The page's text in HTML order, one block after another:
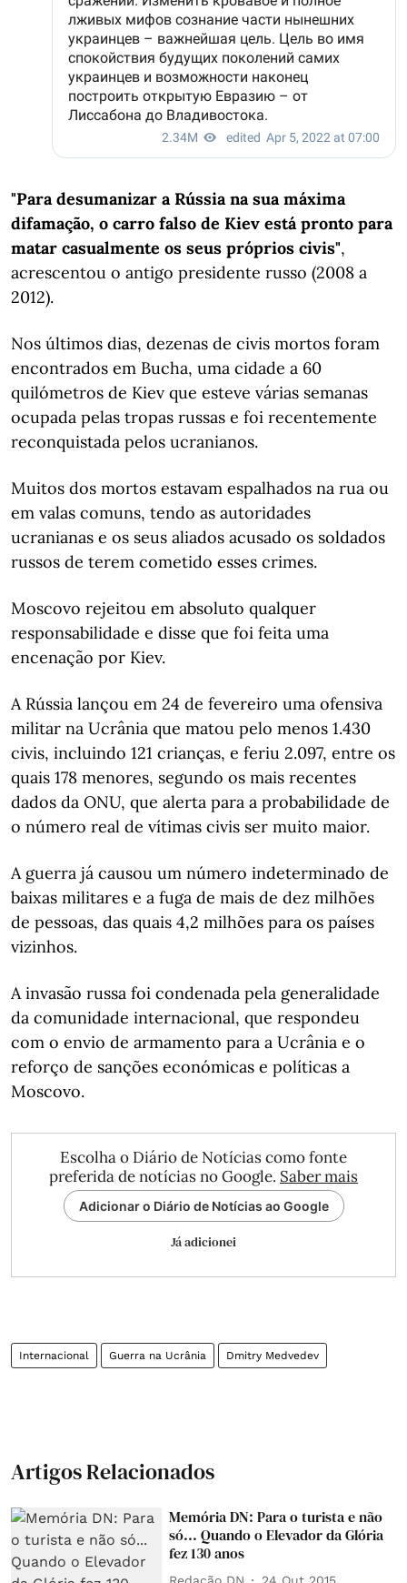
"Para desumanizar a Rússia na sua máxima
difamação, o carro falso de Kiev está pronto para
matar casualmente os seus próprios civis",
acrescentou o antigo presidente russo (2008 a
2012).
Nos últimos dias, dezenas de civis mortos foram
encontrados em Bucha, uma cidade a 60
quilómetros de Kiev que esteve várias semanas
ocupada pelas tropas russas e foi recentemente
reconquistada pelos ucranianos.
Muitos dos mortos estavam espalhados na rua ou
em valas comuns, tendo as autoridades
ucranianas e os seus aliados acusado os soldados
russos de terem cometido esses crimes.
Moscovo rejeitou em absoluto qualquer
responsabilidade e disse que foi feita uma
encenação por Kiev.
A Rússia lançou em 24 de fevereiro uma ofensiva
militar na Ucrânia que matou pelo menos 1.430
civis, incluindo 121 crianças, e feriu 2.097, entre os
quais 178 menores, segundo os mais recentes
dados da ONU, que alerta para a probabilidade de
o número real de vítimas civis ser muito maior.
A guerra já causou um número indeterminado de
baixas militares e a fuga de mais de dez milhões
de pessoas, das quais 4,2 milhões para os países
vizinhos.
A invasão russa foi condenada pela generalidade
da comunidade internacional, que respondeu
com o envio de armamento para a Ucrânia e o
reforço de sanções económicas e políticas a
Moscovo.
Escolha o Diário de Notícias como fonte
preferida de notícias no Google. Saber mais
Adicionar o Diário de Notícias ao Google
Já adicionei
Internacional Guerra na Ucrânia Dmitry Medvedev
Artigos Relacionados
Memória DN: Para o turista e não
só... Quando o Elevador da Glória
fez 130 anos
Redação DN 24 Out 2015